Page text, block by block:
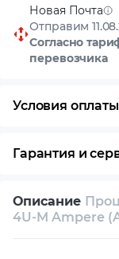
Новая Почта
Отправим
Согласно
перевозчика
Условия оплаты
Гарантия и
Описание
4U-M Ampere